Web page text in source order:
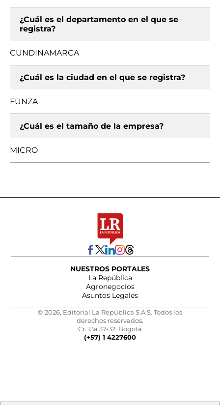
¿Cuál es el departamento en el que se
registra?
CUNDINAMARCA
¿Cuál es la ciudad en el que se registra?
FUNZA
¿Cuál es el tamaño de la empresa?
MICRO
NUESTROS PORTALES
La República
Agronegocios
Asuntos Legales
© 2026, Editorial La República S.A.S. Todos los
derechos reservados.
Cr. 13a 37-32, Bogotá
(+57) 1 4227600